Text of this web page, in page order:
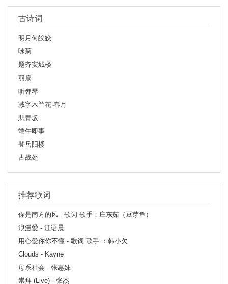
古诗词
明月何皎皎
咏菊
题齐安城楼
羽扇
听弹琴
减字木兰花·春月
悲青坂
端午即事
登岳阳楼
古战处
推荐歌词
你是南方的风 - 歌词 歌手：庄东茹（豆芽鱼）
浪漫爱 - 江语晨
用心爱你你不懂 - 歌词 歌手 ：韩小欠
Clouds - Kayne
母系社会 - 张惠妹
崇拜 (Live) - 张杰